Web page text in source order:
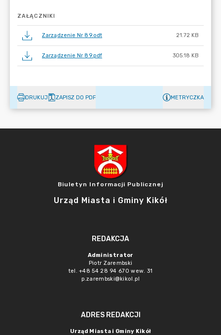
ZAŁĄCZNIKI
Zarządzenie Nr 89.odt 21.72 KB
Zarządzenie Nr 89.pdf 305.18 KB
DRUKUJ ZAPISZ DO PDF METRYCZKA
Biuletyn Informacji Publicznej
Urząd Miasta i Gminy Kikół
REDAKCJA
Administrator
Piotr Zarembski
tel. +48 54 28 94 670 wew. 31
p.zarembski@kikol.pl
ADRES REDAKCJI
Urząd Miasta i Gminy Kikół